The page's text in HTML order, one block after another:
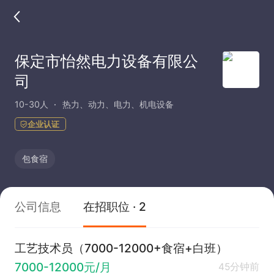
保定市怡然电力设备有限公
司
10-30人 热力、动力、电力、机电设备
企业认证
包食宿
公司信息 在招职位 · 2
工艺技术员（7000-12000+食宿+白班）
7000-12000元/月
45分钟前